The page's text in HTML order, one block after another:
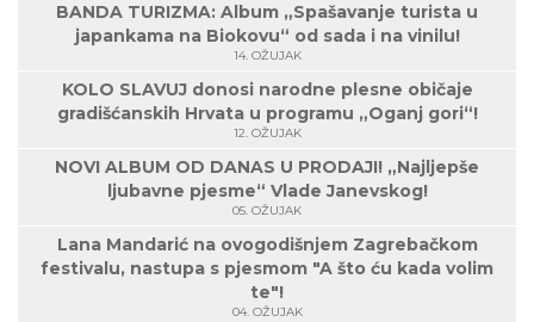
BANDA TURIZMA: Album „Spašavanje turista u
japankama na Biokovu“ od sada i na vinilu!
14. OŽUJAK
KOLO SLAVUJ donosi narodne plesne običaje
gradišćanskih Hrvata u programu „Oganj gori“!
12. OŽUJAK
NOVI ALBUM OD DANAS U PRODAJI! „Najljepše
ljubavne pjesme“ Vlade Janevskog!
05. OŽUJAK
Lana Mandarić na ovogodišnjem Zagrebačkom
festivalu, nastupa s pjesmom "A što ću kada volim
te"!
04. OŽUJAK